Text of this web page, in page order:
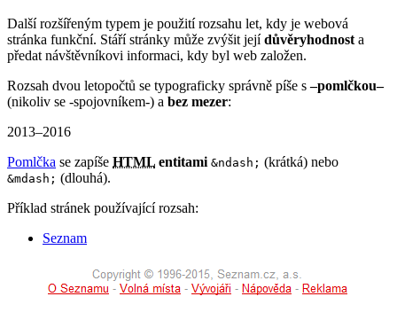
Další rozšířeným typem je použití rozsahu let, kdy je webová
stránka funkční. Stáří stránky může zvýšit jejídůvěryhodnost a
předat návštěvníkovi informaci, kdy byl web založen.
Rozsah dvou letopočtů se typograficky správně píše s–pomlčkou–
(nikoliv se -spojovníkem-) a bez mezer:
2013–2016
Pomlčka se zapíše HTML entitami &ndash; (krátká) nebo
&mdash; (dlouhá).
Příklad stránek používající rozsah:
Seznam